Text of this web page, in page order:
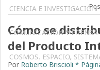
CIENCIA E INVESTIGACIÓN
COMUNICACIÓN Y PRENSA
COSMOS, ESPACIO,
Cómo se
del Producto
Por Roberto Briscioli *